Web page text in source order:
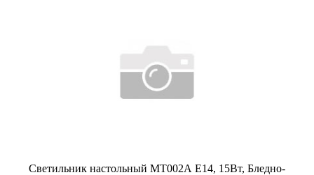
Светильник настольный MT002А Е14, 15Вт, Бледно-